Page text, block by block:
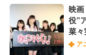
映
役”
菜々
ア